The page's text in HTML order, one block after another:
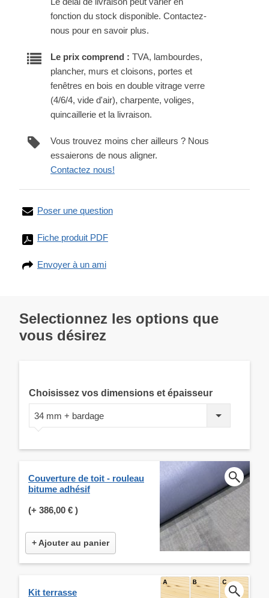
fonction du stock disponible. Contactez-
nous pour en savoir plus.
Le prix comprend : TVA, lambourdes,
plancher, murs et cloisons, portes et
fenêtres en bois en double vitrage verre
(4/6/4, vide d'air), charpente, voliges,
quincaillerie et la livraison.
Vous trouvez moins cher ailleurs ? Nous
essaierons de nous aligner.
Contactez nous!
Poser une question
Fiche produit PDF
Envoyer à un ami
Selectionnez les options que
vous désirez
Choisissez vos dimensions et épaisseur
34 mm + bardage
Couverture de toit - rouleau
bitume adhésif
(+ 386,00 € )
+ Ajouter au panier
Kit terrasse